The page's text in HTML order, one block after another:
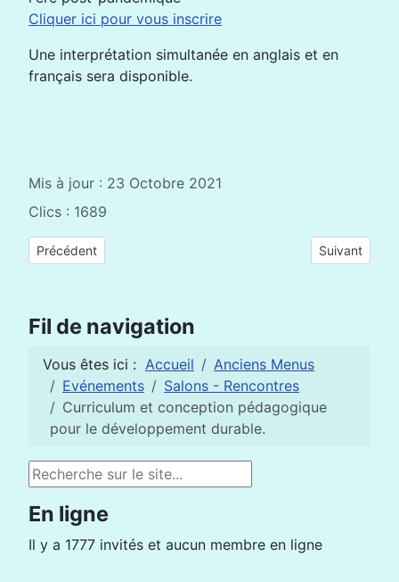
Cliquer ici pour vous inscrire
Une interprétation simultanée en anglais et en
français sera disponible.
Mis à jour : 23 Octobre 2021
Clics : 1689
Article précédent : La problématique de l’entrée et du
Précédent Article
Suivant
Fil de navigation
Vous êtes ici : Accueil
Anciens Menus
Evénements
Salons - Rencontres
Curriculum et conception pédagogique
pour le développement durable.
Rechercher
En ligne
Il y a 1777 invités et aucun membre en ligne